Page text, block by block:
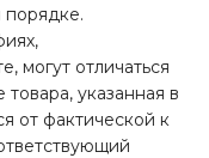
могут отличаться
указанная в
от фактической к